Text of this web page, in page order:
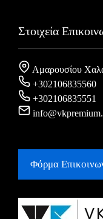
Στοιχεία
Αμαρουσίου
+302106835560
+302106835551
Φόρμα